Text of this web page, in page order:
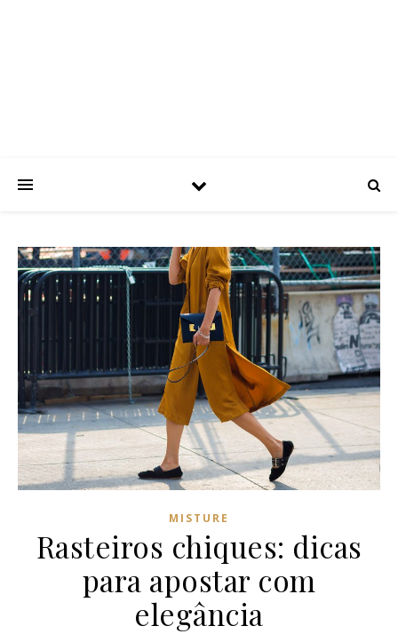
MISTURE
Rasteiros chiques: dicas
para apostar com
elegância